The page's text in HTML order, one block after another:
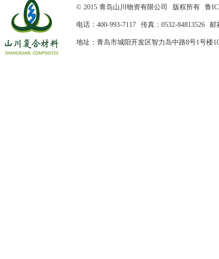
© 2015 青岛山川物资有限公司 版权所有 鲁
电话：400-993-7117 传真：0532-84813526 邮
地址：青岛市城阳开发区智力岛中路8号1号楼